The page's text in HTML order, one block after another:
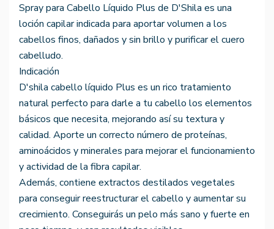
Spray para Cabello Líquido Plus de D'Shila es una
loción capilar indicada para aportar volumen a los
cabellos finos, dañados y sin brillo y purificar el cuero
cabelludo.
Indicación
D'shila cabello líquido Plus es un rico tratamiento
natural perfecto para darle a tu cabello los elementos
básicos que necesita, mejorando así su textura y
calidad. Aporte un correcto número de proteínas,
aminoácidos y minerales para mejorar el funcionamiento
y actividad de la fibra capilar.
Además, contiene extractos destilados vegetales
para conseguir reestructurar el cabello y aumentar su
crecimiento. Conseguirás un pelo más sano y fuerte en